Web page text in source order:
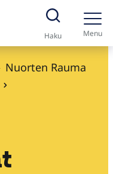
Haku Menu
Nuorten Rauma